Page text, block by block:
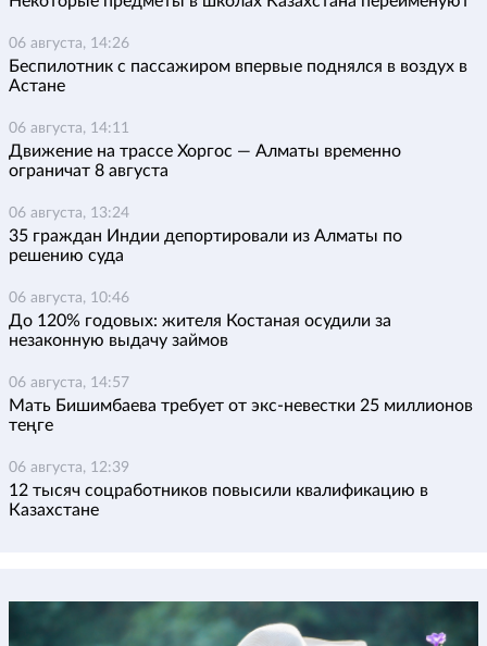
06 августа, 14:26
Беспилотник с пассажиром впервые поднялся в воздух в
Астане
06 августа, 14:11
Движение на трассе Хоргос — Алматы временно
ограничат 8 августа
06 августа, 13:24
35 граждан Индии депортировали из Алматы по
решению суда
06 августа, 10:46
До 120% годовых: жителя Костаная осудили за
незаконную выдачу займов
06 августа, 14:57
Мать Бишимбаева требует от экс-невестки 25 миллионов
теңге
06 августа, 12:39
12 тысяч соцработников повысили квалификацию в
Казахстане